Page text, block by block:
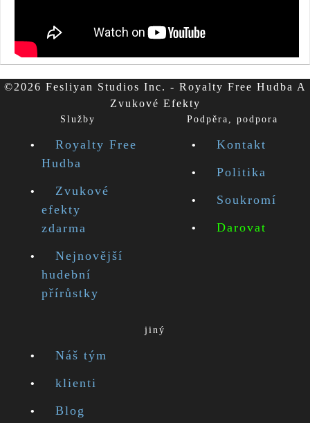
©2026 Fesliyan Studios Inc. - Royalty Free Hudba A
Zvukové Efekty
Služby
Royalty Free
Hudba
Zvukové
efekty
zdarma
Nejnovější
hudební
přírůstky
Podpěra, podpora
Kontakt
Politika
Soukromí
Darovat
jiný
Náš tým
klienti
Blog